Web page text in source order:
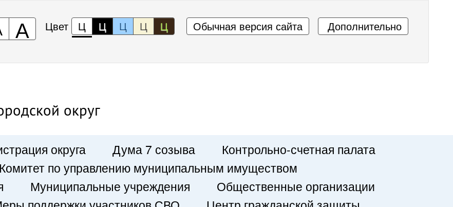
А Цвет Ц Ц Ц Ц Ц Обычная версия сайта Дополнительно
округ
округа Дума 7 созыва
Контрольно-счетная палата
Комитет по управлению муниципальным имуществом
Муниципальные учреждения
Общественные организации